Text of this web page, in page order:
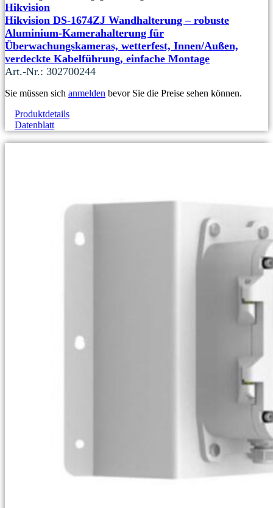
Hikvision
Hikvision DS-1674ZJ Wandhalterung – robuste
Aluminium-Kamerahalterung für
Überwachungskameras, wetterfest, Innen/Außen,
verdeckte Kabelführung, einfache Montage
Art.-Nr.: 302700244
Sie müssen sich anmelden bevor Sie die Preise sehen können.
Produktdetails
Datenblatt